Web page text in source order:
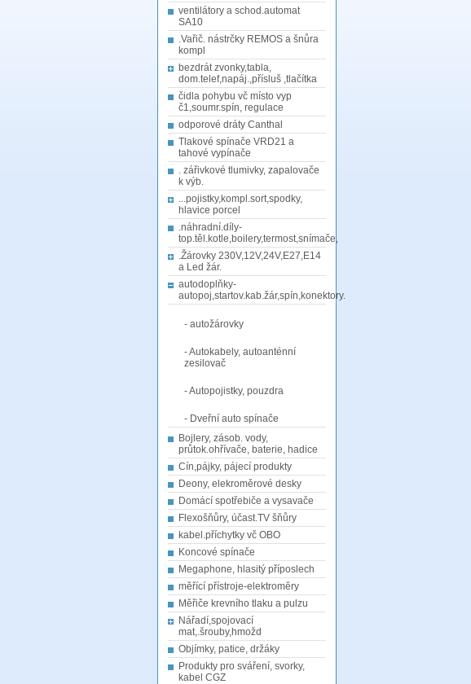
ventilátory a schod.automat
SA10
.Vařič. nástrčky REMOS a šnůra
kompl
bezdrát zvonky,tabla,
dom.telef,napáj.,přísluš ,tlačítka
čidla pohybu vč místo vyp
č1,soumr.spín, regulace
odporové dráty Canthal
Tlakové spínače VRD21 a
tahové vypínače
. zářivkové tlumivky, zapalovače
k výb.
...pojistky,kompl.sort,spodky,
hlavice porcel
.náhradní.díly-
top.těl.kotle,boilery,termost,snímače,
.Žárovky 230V,12V,24V,E27,E14
a Led žár.
autodoplňky-
autopoj,startov.kab.žár,spín,konektory.
- autožárovky
- Autokabely, autoanténní
zesilovač
- Autopojistky, pouzdra
- Dveřní auto spínače
Bojlery, zásob. vody,
průtok.ohřívače, baterie, hadice
Cín,pájky, pájecí produkty
Deony, elekroměrové desky
Domácí spotřebiče a vysavače
Flexošňůry, účast.TV šňůry
kabel.příchytky vč OBO
Koncové spínače
Megaphone, hlasitý příposlech
měřící přístroje-elektroměry
Měřiče krevního tlaku a pulzu
Nářadí,spojovací
mat,.šrouby,hmožd
Objímky, patice, držáky
Produkty pro sváření, svorky,
kabel CGZ